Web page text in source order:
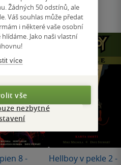
8 -
Hellboy v pekle 2 -
Žádných 50 odstínů, ale
Váš souhlas může předat
i některé vaše osobní
Jako naši vlastní
více
vše
nezbytné